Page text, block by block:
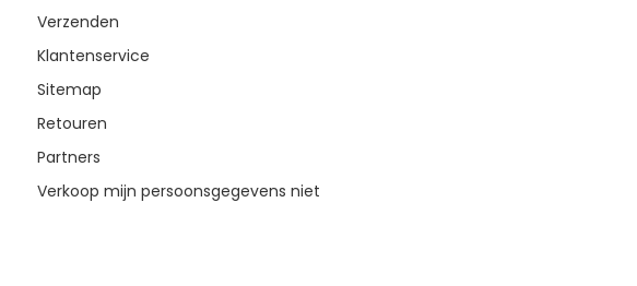
Verzenden
Klantenservice
Sitemap
Retouren
Partners
Verkoop mijn persoonsgegevens niet